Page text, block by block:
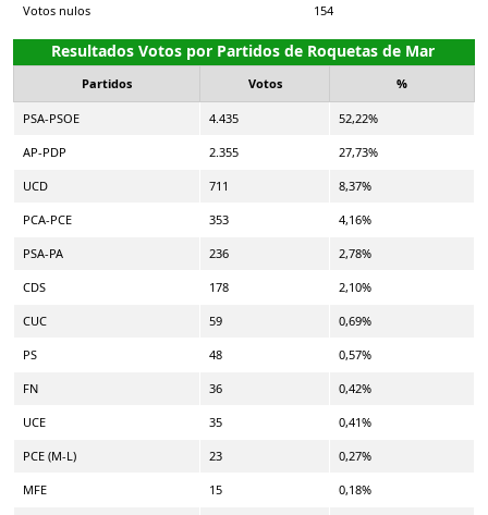
Votos nulos 154
Resultados Votos por Partidos de Roquetas de Mar
Partidos Votos %
PSA-PSOE 4.435 52,22%
AP-PDP 2.355 27,73%
UCD 711 8,37%
PCA-PCE 353 4,16%
PSA-PA 236 2,78%
CDS 178 2,10%
CUC 59 0,69%
PS 48 0,57%
FN 36 0,42%
UCE 35 0,41%
PCE (M-L) 23 0,27%
MFE 15 0,18%